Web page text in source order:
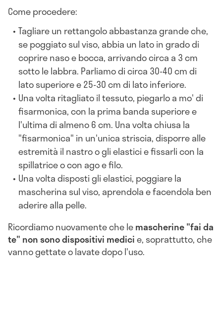
Come procedere:
Tagliare un rettangolo abbastanza grande che,
se poggiato sul viso, abbia un lato in grado di
coprire naso e bocca, arrivando circa a 3 cm
sotto le labbra. Parliamo di circa 30-40 cm di
lato superiore e 25-30 cm di lato inferiore.
Una volta ritagliato il tessuto, piegarlo a mo' di
fisarmonica, con la prima banda superiore e
l'ultima di almeno 6 cm. Una volta chiusa la
"fisarmonica" in un'unica striscia, disporre alle
estremità il nastro o gli elastici e fissarli con la
spillatrice o con ago e filo.
Una volta disposti gli elastici, poggiare la
mascherina sul viso, aprendola e facendola ben
aderire alla pelle.
Ricordiamo nuovamente che lemascherine "fai da
te" non sono dispositivi medicie, soprattutto, che
vanno gettate o lavate dopo l'uso.